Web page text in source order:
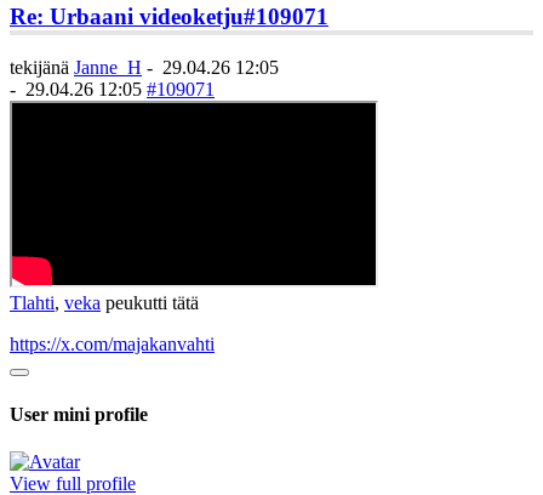
Re: Urbaani videoketju#109071
tekijänä Janne_H - 29.04.26 12:05
- 29.04.26 12:05 #109071
Tlahti, veka peukutti tätä
https://x.com/majakanvahti
User mini profile
View full profile